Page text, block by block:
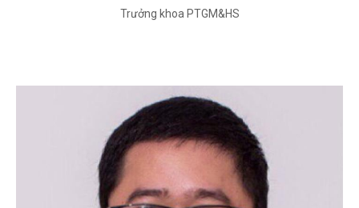
Trưởng khoa PTGM&HS